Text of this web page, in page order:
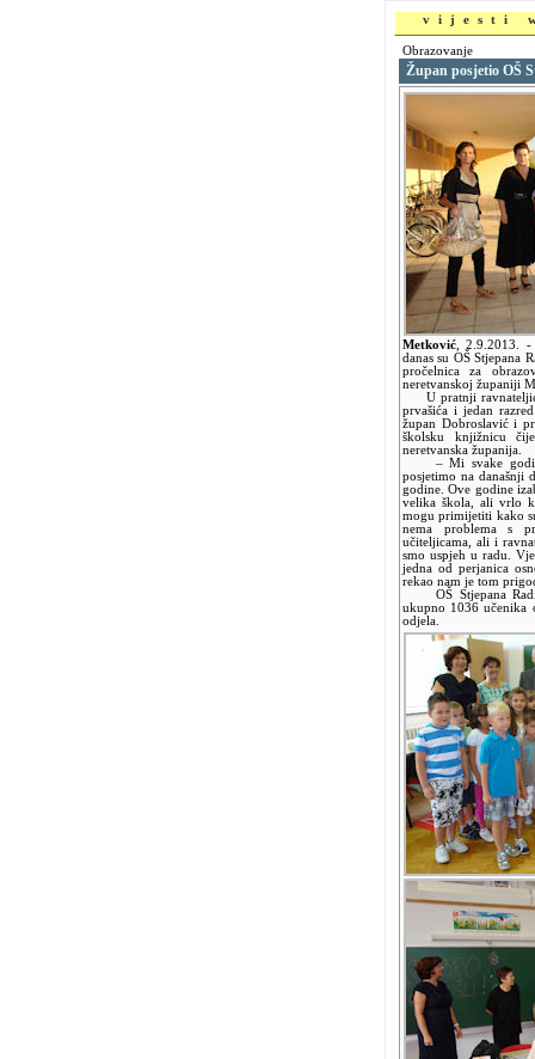
vijesti
Obrazovanje
Župan posjetio OŠ
Metković ,2.9.2013. -
danas su OŠ Stjepana
pročelnica za
neretvanskoj županiji
U pratnji
prvašića i jedan
župan Dobroslavić i
školsku knjižnicu
neretvanska županija.
– Mi svake godine
posjetimo na današnji
godine. Ove godine
velika škola, ali vrlo
mogu primijetiti kako
nema problema s
učiteljicama, ali i
smo uspjeh u radu.
jedna od perjanica
rekao nam je tom
OŠ Stjepana
ukupno 1036 učenika
odjela.